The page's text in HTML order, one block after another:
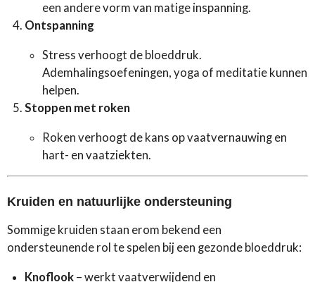
een andere vorm van matige inspanning.
Ontspanning
Stress verhoogt de bloeddruk.
Ademhalingsoefeningen, yoga of meditatie kunnen
helpen.
Stoppen met roken
Roken verhoogt de kans op vaatvernauwing en
hart- en vaatziekten.
Kruiden en natuurlijke ondersteuning
Sommige kruiden staan erom bekend een
ondersteunende rol te spelen bij een gezonde bloeddruk:
Knoflook – werkt vaatverwijdend en